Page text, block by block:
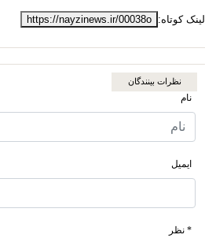
لینک کوتاه: https://nayzinews.ir/00038o
نظرات بینندگان
نام
ایمیل
* نظر